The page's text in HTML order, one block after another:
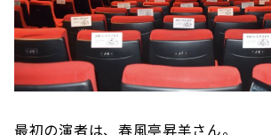
最初の演者は、春風亭昇羊さん。